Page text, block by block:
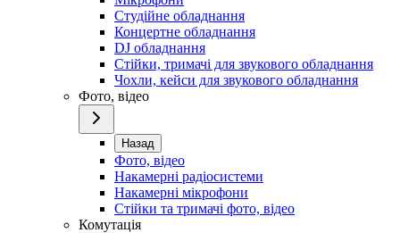
Студійне обладнання
Концертне обладнання
DJ обладнання
Стійки, тримачі для звукового обладнання
Чохли, кейси для звукового обладнання
Фото, відео
Назад
Фото, відео
Накамерні радіосистеми
Накамерні мікрофони
Стійки та тримачі фото, відео
Комутація